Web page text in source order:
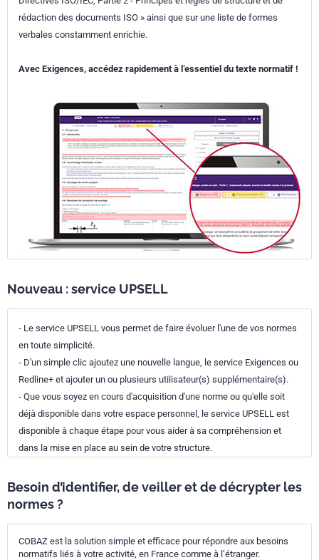
rédaction des documents ISO » ainsi que sur une liste de formes
verbales constamment enrichie.
Avec Exigences, accédez rapidement à l’essentiel du texte normatif !
Nouveau : service UPSELL
- Le service UPSELL vous permet de faire évoluer l'une de vos normes
en toute simplicité.
- D'un simple clic ajoutez une nouvelle langue, le service Exigences ou
Redline+ et ajouter un ou plusieurs utilisateur(s) supplémentaire(s).
- Que vous soyez en cours d'acquisition d'une norme ou qu'elle soit
déjà disponible dans votre espace personnel, le service UPSELL est
disponible à chaque étape pour vous aider à sa compréhension et
dans la mise en place au sein de votre structure.
Besoin d’identifier, de veiller et de décrypter les
normes ?
COBAZ est la solution simple et efficace pour répondre aux besoins
normatifs liés à votre activité, en France comme à l’étranger.